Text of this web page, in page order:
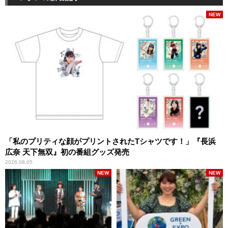
「私のプリティな顔がプリントされたTシャツです！」『長浜
広奈 天下無双』初の番組グッズ発売
2026.08.05
NEW
NEW NEW